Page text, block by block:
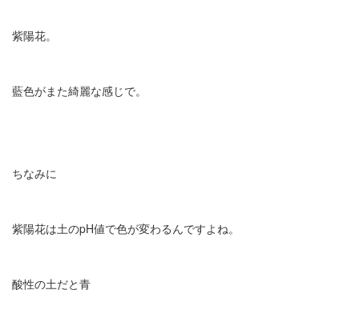
紫陽花。
藍色がまた綺麗な感じで。
ちなみに
紫陽花は土のpH値で色が変わるんですよね。
酸性の土だと青